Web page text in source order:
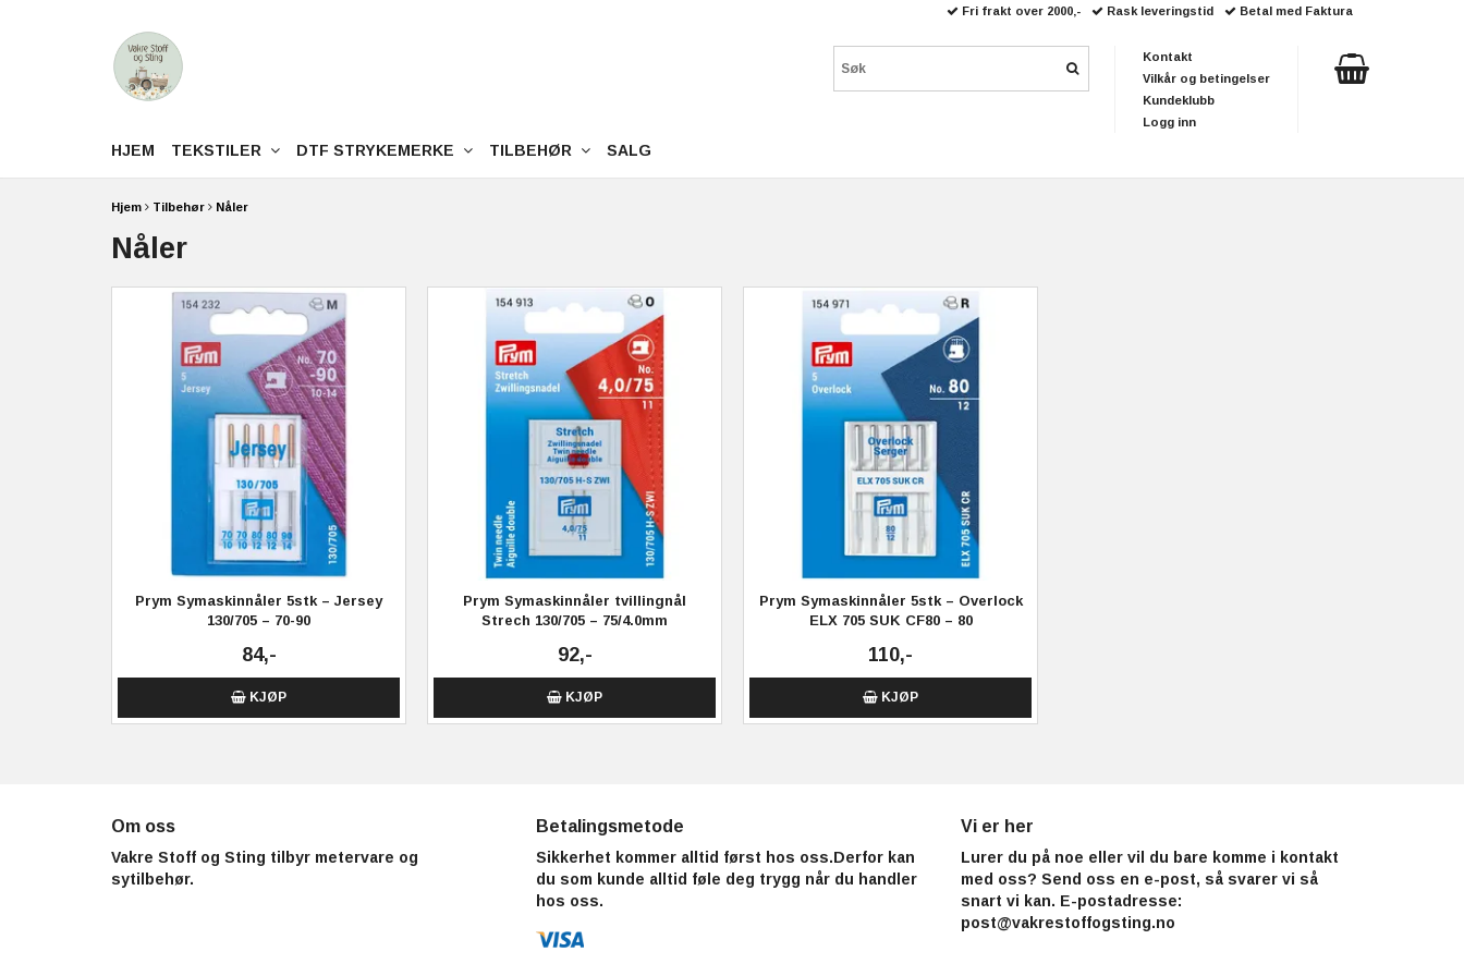
Hjem Tilbehør Nåler
Nåler
Prym Symaskinnåler 5stk – Jersey
130/705 – 70-90
84,-
KJØP
Prym Symaskinnåler tvillingnål
Strech 130/705 – 75/4.0mm
92,-
KJØP
Prym Symaskinnåler 5stk – Overlock
ELX 705 SUK CF80 – 80
110,-
KJØP
Om oss
Vakre Stoff og Sting tilbyr metervare og
sytilbehør.
Betalingsmetode
Sikkerhet kommer alltid først hos oss.Derfor kan
du som kunde alltid føle deg trygg når du handler
hos oss.
Vi er her
Lurer du på noe eller vil du bare komme i kontakt
med oss? Send oss en e-post, så svarer vi så
snart vi kan. E-postadresse:
post@vakrestoffogsting.no
Fri frakt over 2000,- Rask leveringstid Betal med Faktura
Kontakt
Vilkår og betingelser
Kundeklubb
Logg inn
HJEM TEKSTILER DTF STRYKEMERKE TILBEHØR SALG